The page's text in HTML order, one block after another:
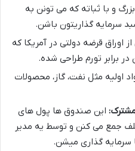
و با ثباته که می تونن به
سرمایه گذاریتون باشن.
اوراق قرضه دولتی در آمریکا که
برابر تورم طراحی شده.
اولیه مثل نفت، گاز، محصولات
این صندوق ها پول های
جمع می کنن و توسط یه مدیر
سرمایه گذاری میشن.